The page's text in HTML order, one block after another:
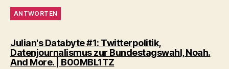
ANTWORTEN
Julian's Databyte #1: Twitterpolitik,
Datenjournalismus zur Bundestagswahl, Noah.
And More. | B00MBL1TZsagt: